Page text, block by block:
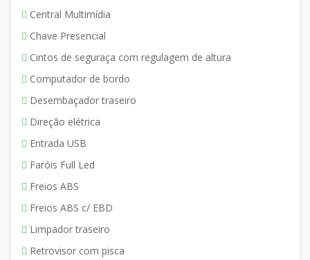
Central Multimídia
Chave Presencial
Cintos de seguraça com regulagem de altura
Computador de bordo
Desembaçador traseiro
Direção elétrica
Entrada USB
Faróis Full Led
Freios ABS
Freios ABS c/ EBD
Limpador traseiro
Retrovisor com pisca